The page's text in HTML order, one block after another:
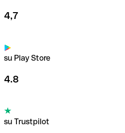
4,7
su Play Store
4.8
su Trustpilot